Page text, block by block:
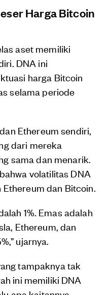
Harga Bitcoin
aset memiliki
DNA ini
harga Bitcoin
selama periode
Ethereum sendiri,
dari mereka
sama dan menarik.
volatilitas DNA
dan Bitcoin.
1%. Emas adalah
Ethereum, dan
ujarnya.
tampaknya tak
ini memiliki DNA